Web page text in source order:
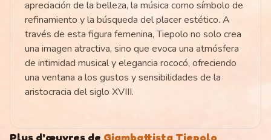
apreciación de la belleza, la música como símbolo de
refinamiento y la búsqueda del placer estético. A
través de esta figura femenina, Tiepolo no solo crea
una imagen atractiva, sino que evoca una atmósfera
de intimidad musical y elegancia rococó, ofreciendo
una ventana a los gustos y sensibilidades de la
aristocracia del siglo XVIII.
Plus d'œuvres de Giambattista Tiepolo